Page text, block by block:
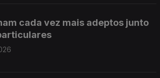
cada vez mais adeptos junto